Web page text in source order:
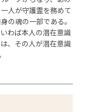
人が守護霊を務めて
の魂の一部である。
わば本人の潜在意識
、その人が潜在意識